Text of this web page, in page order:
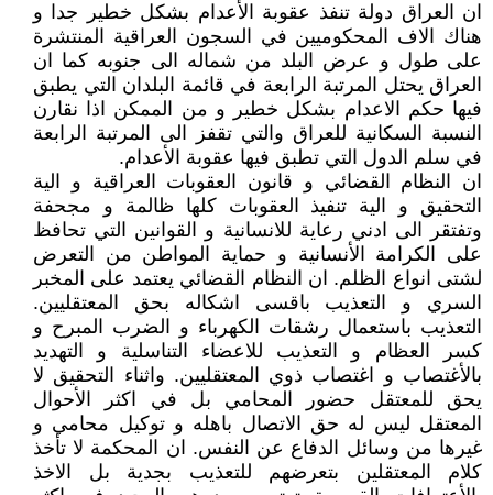
ان العراق دولة تنفذ عقوبة الأعدام بشكل خطير جدا و
هناك الاف المحكوميين في السجون العراقية المنتشرة
على طول و عرض البلد من شماله الى جنوبه كما ان
العراق يحتل المرتبة الرابعة في قائمة البلدان التي يطبق
فيها حكم الاعدام بشكل خطير و من الممكن اذا نقارن
النسبة السكانية للعراق والتي تقفز الى المرتبة الرابعة
في سلم الدول التي تطبق فيها عقوبة الأعدام.
ان النظام القضائي و قانون العقوبات العراقية و الية
التحقيق و الية تنفيذ العقوبات كلها ظالمة و مجحفة
وتفتقر الى ادني رعاية للانسانية و القوانين التي تحافظ
على الكرامة الأنسانية و حماية المواطن من التعرض
لشتى انواع الظلم. ان النظام القضائي يعتمد على المخبر
السري و التعذيب باقسى اشكاله بحق المعتقليين.
التعذيب باستعمال رشقات الكهرباء و الضرب المبرح و
كسر العظام و التعذيب للاعضاء التناسلية و التهديد
بالأغتصاب و اغتصاب ذوي المعتقليين. واثناء التحقيق لا
يحق للمعتقل حضور المحامي بل في اكثر الأحوال
المعتقل ليس له حق الاتصال باهله و توكيل محامي و
غيرها من وسائل الدفاع عن النفس. ان المحكمة لا تأخذ
كلام المعتقلين بتعرضهم للتعذيب بجدية بل الاخذ